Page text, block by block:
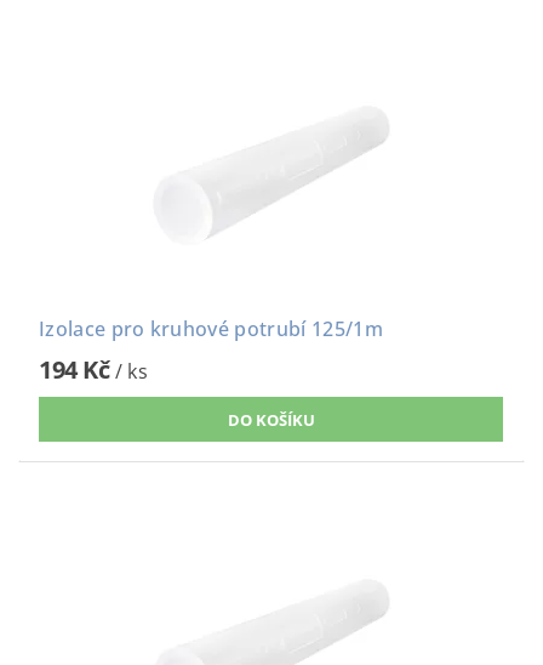
Izolace pro kruhové potrubí 125/1m
194 Kč/ ks